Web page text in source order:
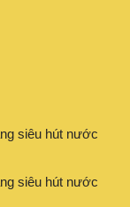
siêu hút nước
siêu hút nước